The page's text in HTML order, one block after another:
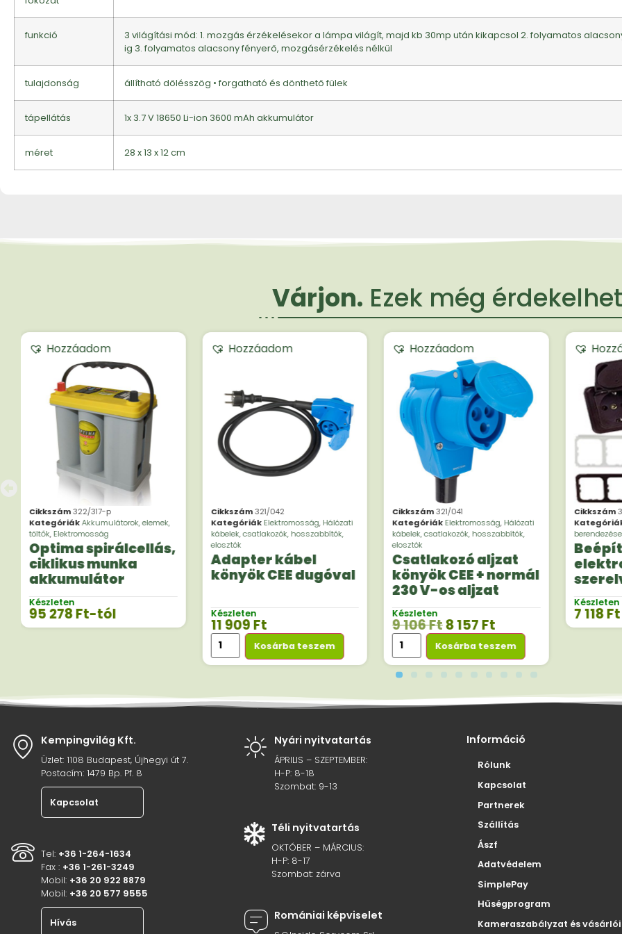
funkció
3 világítási mód: 1. mozgás érzékelésekor a lámpa világít, majd kb 30mp után kikapcsol 2. folyamatos
ig 3. folyamatos alacsony fényerő, mozgásérzékelés nélkül
tulajdonság állítható dőlésszög • forgatható és dönthető fülek
tápellátás 1x 3.7 V 18650 Li-ion 3600 mAh akkumulátor
méret 28 x 13 x 12 cm
Várjon. Ezek még
Hozzáadom
Cikkszám322/317-p
KategóriákAkkumulátorok, elemek,
töltők,Elektromosság
Optima spirálcellás,
ciklikus munka
akkumulátor
Készleten
95 278Ft-tól
Hozzáadom
Cikkszám321/042
Kategóriák Elektromosság,Hálózati
kábelek, csatlakozók, hosszabbítók,
elosztók
Adapter kábel
könyök CEE dugóval
Készleten
11 909Ft
Kosárba teszem
Hozzáadom
Cikkszám321/041
KategóriákElektromosság,Hálózati
kábelek, csatlakozók, hosszabbítók,
elosztók
Csatlakozó aljzat
könyök CEE + normál
230 V-os aljzat
Készleten
9 106Ft8 157Ft
Kosárba teszem
Cikkszám
Készleten
7 118Ft
Kempingvilág Kft.
Üzlet: 1108 Budapest, Újhegyi út 7.
Postacím: 1479 Bp. Pf. 8
Kapcsolat
Tel: +36 1-264-1634
Fax : +36 1-261-3249
Mobil: +36 20 922 8879
Mobil: +36 20 577 9555
Hívás
Nyári nyitvatartás
ÁPRILIS – SZEPTEMBER:
H-P: 8-18
Szombat: 9-13
Téli nyitvatartás
OKTÓBER – MÁRCIUS:
H-P: 8-17
Szombat: zárva
Romániai képviselet
Információ
Rólunk
Kapcsolat
Partnerek
Szállítás
Ászf
Adatvédelem
SimplePay
Hűségprogram
Kameraszabályzat és